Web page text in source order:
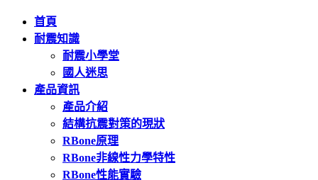
首頁
耐震知識
耐震小學堂
國人迷思
產品資訊
產品介紹
結構抗震對策的現狀
RBone原理
RBone非線性力學特性
RBone性能實驗